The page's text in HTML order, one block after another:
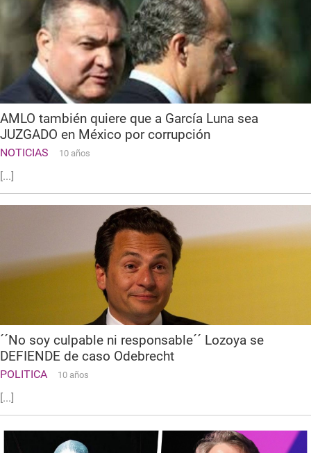
AMLO también quiere que a García Luna sea
JUZGADO en México por corrupción
NOTICIAS 10 años
[...]
´´No soy culpable ni responsable´´ Lozoya se
DEFIENDE de caso Odebrecht
POLITICA 10 años
[...]